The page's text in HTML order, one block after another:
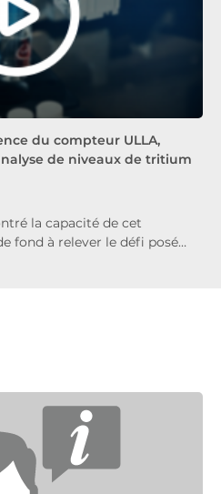
du compteur ULLA,
de niveaux de tritium
la capacité de cet
fond à relever le défi posé…